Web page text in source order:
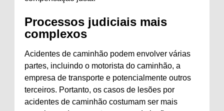
Processos judiciais mais
complexos
Acidentes de caminhão podem envolver várias
partes, incluindo o motorista do caminhão, a
empresa de transporte e potencialmente outros
terceiros. Portanto, os casos de lesões por
acidentes de caminhão costumam ser mais